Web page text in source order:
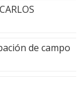
de campo